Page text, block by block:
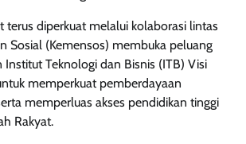
terus diperkuat melalui kolaborasi lintas
Sosial (Kemensos) membuka peluang
Institut Teknologi dan Bisnis (ITB) Visi
memperkuat pemberdayaan
memperluas akses pendidikan tinggi
Rakyat.